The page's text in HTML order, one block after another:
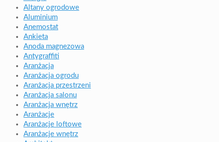
Altany ogrodowe
Aluminium
Anemostat
Ankieta
Anoda magnezowa
Antygraffiti
Aranżacja
Aranżacja ogrodu
Aranżacja przestrzeni
Aranżacja salonu
Aranżacja wnętrz
Aranżacje
Aranżacje loftowe
Aranżacje wnętrz